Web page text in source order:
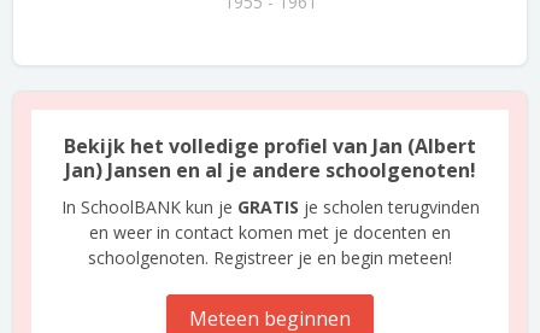
Bekijk het volledige profiel van Jan (Albert
Jan) Jansen en al je andere schoolgenoten!
In SchoolBANK kun je GRATIS je scholen terugvinden
en weer in contact komen met je docenten en
schoolgenoten. Registreer je en begin meteen!
Meteen beginnen